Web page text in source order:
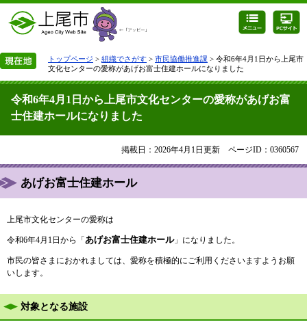
トップページ > 組織でさがす > 市民協働推進課 > 令和6年4月1日から上尾市
文化センターの愛称があげお富士住建ホールになりました
令和6年4月1日から上尾市文化センターの愛称があげお富
士住建ホールになりました
掲載日：2026年4月1日更新 ページID：0360567
あげお富士住建ホール
上尾市文化センターの愛称は
令和6年4月1日から「あげお富士住建ホール」になりました。
市民の皆さまにおかれましては、愛称を積極的にご利用くださいますようお願
いします。
対象となる施設